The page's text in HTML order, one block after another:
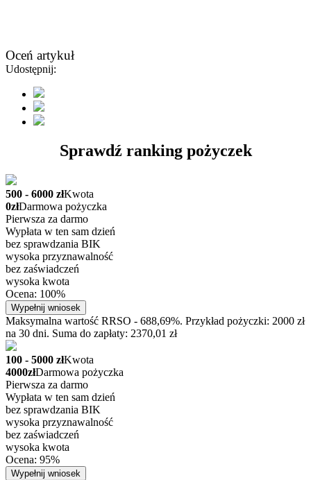
Oceń artykuł
Udostępnij:
Sprawdź ranking pożyczek
500 - 6000 złKwota
0złDarmowa pożyczka
Pierwsza za darmo
Wypłata w ten sam dzień
bez sprawdzania BIK
wysoka przyznawalność
bez zaświadczeń
wysoka kwota
Ocena: 100%
Wypełnij wniosek
Maksymalna wartość RRSO - 688,69%. Przykład pożyczki: 2000 zł
na 30 dni. Suma do zapłaty: 2370,01 zł
100 - 5000 złKwota
4000złDarmowa pożyczka
Pierwsza za darmo
Wypłata w ten sam dzień
bez sprawdzania BIK
wysoka przyznawalność
bez zaświadczeń
wysoka kwota
Ocena: 95%
Wypełnij wniosek